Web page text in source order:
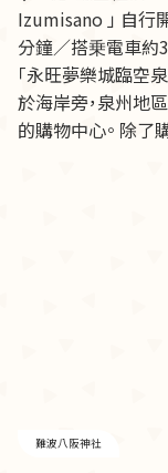
Izumisano 」 自行
分鐘／搭乗電車約
「永旺夢樂城臨空
於海岸旁，泉州地
的購物中心。 除了
難波八阪神社